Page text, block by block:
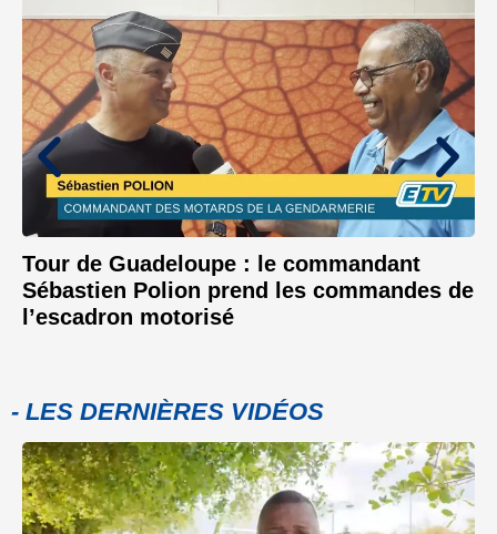
Tour de Guadeloupe : le commandant
Sébastien Polion prend les commandes de
l’escadron motorisé
- LES DERNIÈRES VIDÉOS